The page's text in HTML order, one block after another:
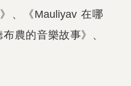
、《Mauliyav 在哪
布農的音樂故事》 、